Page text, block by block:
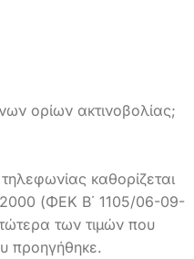
ορίων ακτινοβολίας;
καθορίζεται
(ΦΕΚ Β΄ 1105/06-09-
των τιμών που
προηγήθηκε.